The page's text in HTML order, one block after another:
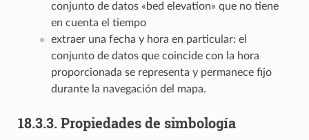
conjunto de datos «bed elevation» que no tiene
en cuenta el tiempo
extraer una fecha y hora en particular: el
conjunto de datos que coincide con la hora
proporcionada se representa y permanece fijo
durante la navegación del mapa.
18.3.3. Propiedades de simbología